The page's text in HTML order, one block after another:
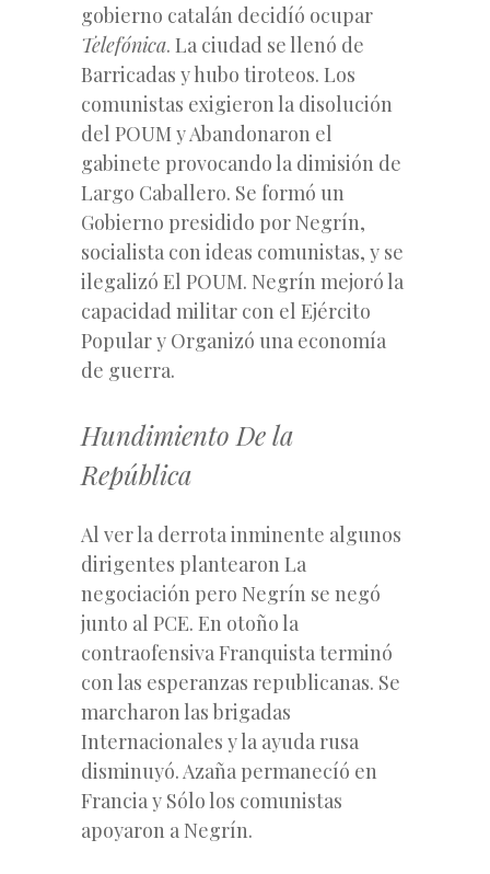
gobierno catalán decidíó ocupar
Telefónica. La ciudad se llenó de
Barricadas y hubo tiroteos. Los
comunistas exigieron la disolución
del POUM y Abandonaron el
gabinete provocando la dimisión de
Largo Caballero. Se formó un
Gobierno presidido por Negrín,
socialista con ideas comunistas, y se
ilegalizó El POUM. Negrín mejoró la
capacidad militar con el Ejército
Popular y Organizó una economía
de guerra.
Hundimiento De la
República
Al ver la derrota inminente algunos
dirigentes plantearon La
negociación pero Negrín se negó
junto al PCE. En otoño la
contraofensiva Franquista terminó
con las esperanzas republicanas. Se
marcharon las brigadas
Internacionales y la ayuda rusa
disminuyó. Azaña permanecíó en
Francia y Sólo los comunistas
apoyaron a Negrín.